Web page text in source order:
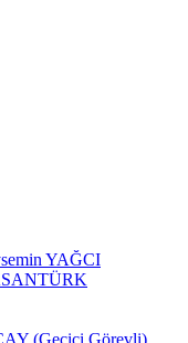
YAĞCI
(Geçici Görevli)